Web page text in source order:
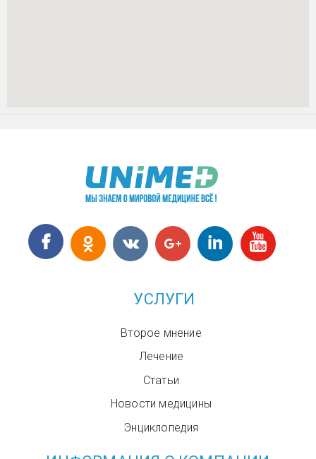
УСЛУГИ
Второе мнение
Лечение
Статьи
Новости медицины
Энциклопедия